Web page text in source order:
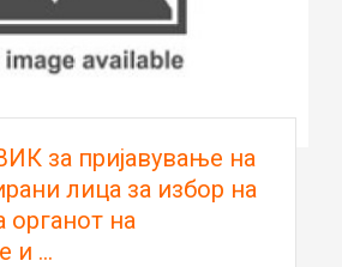
за пријавување на
лица за избор на
органот на
и ...